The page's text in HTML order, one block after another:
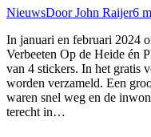
NieuwsDoorJohn Raijer6
In januari en februari 2024
Verbeeten Op de Heide én
van 4 stickers. In het gratis
worden verzameld. Een
waren snel weg en de
terecht in…